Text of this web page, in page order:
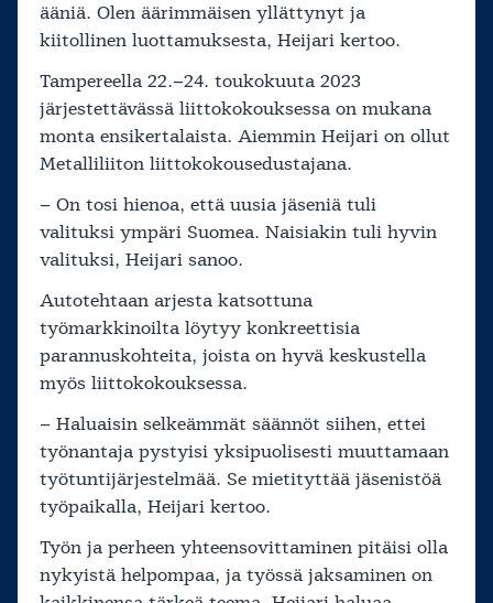
ääniä. Olen äärimmäisen yllättynyt ja
kiitollinen luottamuksesta, Heijari kertoo.
Tampereella 22.–24. toukokuuta 2023
järjestettävässä liittokokouksessa on mukana
monta ensikertalaista. Aiemmin Heijari on ollut
Metalliliiton liittokokousedustajana.
– On tosi hienoa, että uusia jäseniä tuli
valituksi ympäri Suomea. Naisiakin tuli hyvin
valituksi, Heijari sanoo.
Autotehtaan arjesta katsottuna
työmarkkinoilta löytyy konkreettisia
parannuskohteita, joista on hyvä keskustella
myös liittokokouksessa.
– Haluaisin selkeämmät säännöt siihen, ettei
työnantaja pystyisi yksipuolisesti muuttamaan
työtuntijärjestelmää. Se mietityttää jäsenistöä
työpaikalla, Heijari kertoo.
Työn ja perheen yhteensovittaminen pitäisi olla
nykyistä helpompaa, ja työssä jaksaminen on